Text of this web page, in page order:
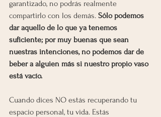
garantizado, no podrás realmente
compartirlo con los demás. Sólo podemos
dar aquello de lo que ya tenemos
suficiente; por muy buenas que sean
nuestras intenciones, no podemos dar de
beber a alguien más si nuestro propio vaso
está vacío.
Cuando dices NO estás recuperando tu
espacio personal, tu vida. Estás